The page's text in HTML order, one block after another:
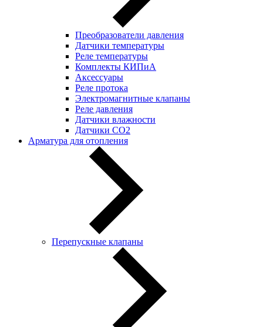
Преобразователи давления
Датчики температуры
Реле температуры
Комплекты КИПиА
Аксессуары
Реле протока
Электромагнитные клапаны
Реле давления
Датчики влажности
Датчики CO2
Арматура для отопления
Перепускные клапаны